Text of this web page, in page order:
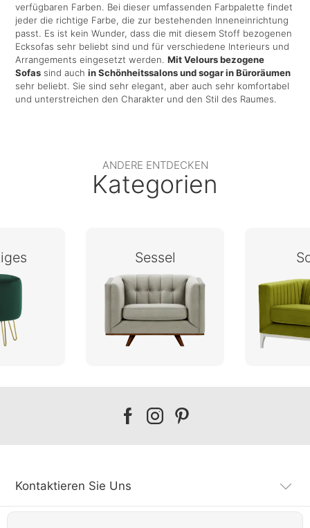
verfügbaren Farben. Bei dieser umfassenden Farbpalette findet
jeder die richtige Farbe, die zur bestehenden Inneneinrichtung
passt. Es ist kein Wunder, dass die mit diesem Stoff bezogenen
Ecksofas sehr beliebt sind und für verschiedene Interieurs und
Arrangements eingesetzt werden.Mit Velours bezogene
Sofas sind auchin Schönheitssalons und sogar in Büroräumen
sehr beliebt. Sie sind sehr elegant, aber auch sehr komfortabel
und unterstreichen den Charakter und den Stil des Raumes.
ANDERE ENTDECKEN
Kategorien
Sessel
Our
Our
Our
Kontaktieren Sie Uns